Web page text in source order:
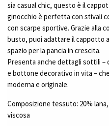
sia casual chic, questo è il
ginocchio è perfetta con stivali
con scarpe sportive. Grazie alla
busto, puoi adattare il cappotto
spazio per la pancia in crescita.
Presenta anche dettagli sottili –
e bottone decorativo in vita –
moderna e originale.
Composizione tessuto: 20%
viscosa